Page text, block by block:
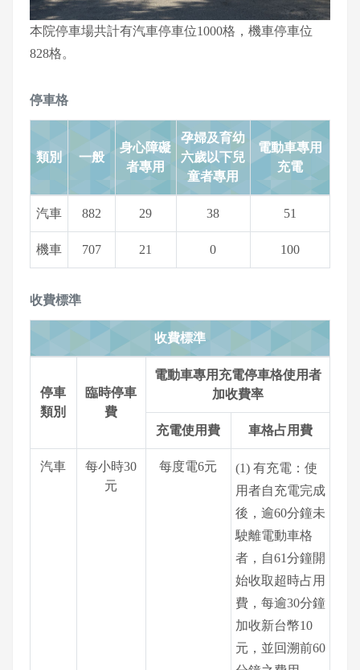
本院停車場共計有汽車停車位1000格，機車停車位
828格。
停車格
類別 一般
身心障礙
者專用
孕婦及育幼
六歲以下兒
童者專用
電動車專用
充電
汽車 882 29 38 51
機車 707 21 0 100
收費標準
收費標準
停車
類別
臨時停車
費
電動車專用充電停車格使用者
加收費率
充電使用費 車格占用費
汽車
每小時30
元
每度電6元
(1) 有充電：使
用者自充電完成
後，逾60分鐘未
駛離電動車格
者，自61分鐘開
始收取超時占用
費，每逾30分鐘
加收新台幣10
元，並回溯前60